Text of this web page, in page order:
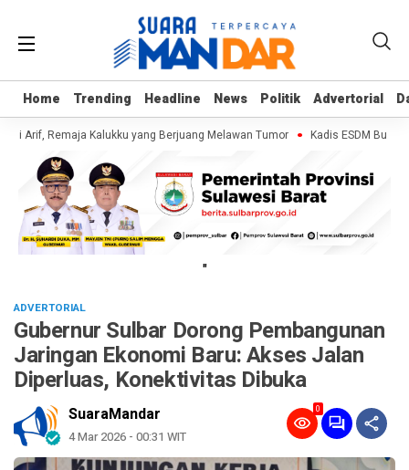
Home Trending Headline News Politik Advertorial
Home Trending Headline News Politik Advertorial
Arif, Remaja Kalukku yang Berjuang Melawan Tumor Kadis ESDM
"
ADVERTORIAL
Gubernur Sulbar Dorong Pembangunan
Jaringan Ekonomi Baru: Akses Jalan
Diperluas, Konektivitas Dibuka
SuaraMandar
4 Mar 2026 - 00:31 WIT
0